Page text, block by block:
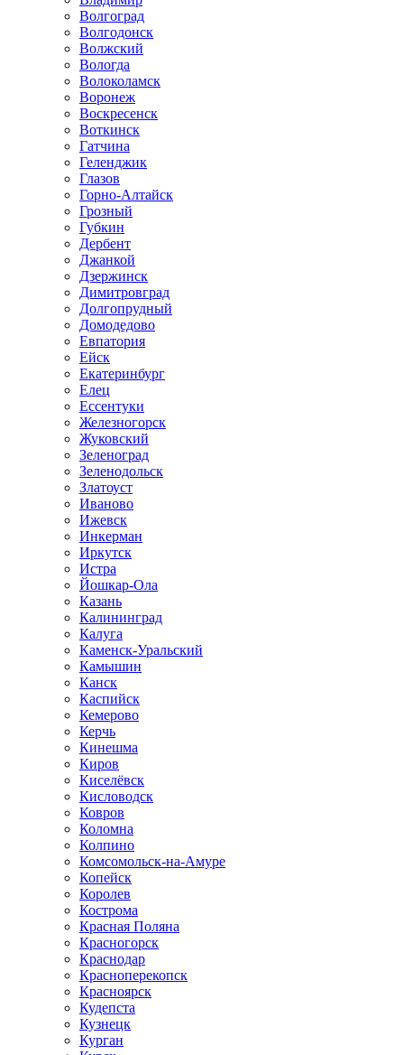
Волгоград
Волгодонск
Волжский
Вологда
Волоколамск
Воронеж
Воскресенск
Воткинск
Гатчина
Геленджик
Глазов
Горно-Алтайск
Грозный
Губкин
Дербент
Джанкой
Дзержинск
Димитровград
Долгопрудный
Домодедово
Евпатория
Ейск
Екатеринбург
Елец
Ессентуки
Железногорск
Жуковский
Зеленоград
Зеленодольск
Златоуст
Иваново
Ижевск
Инкерман
Иркутск
Истра
Йошкар-Ола
Казань
Калининград
Калуга
Каменск-Уральский
Камышин
Канск
Каспийск
Кемерово
Керчь
Кинешма
Киров
Киселёвск
Кисловодск
Ковров
Коломна
Колпино
Комсомольск-на-Амуре
Копейск
Королев
Кострома
Красная Поляна
Красногорск
Краснодар
Красноперекопск
Красноярск
Кудепста
Кузнецк
Курган